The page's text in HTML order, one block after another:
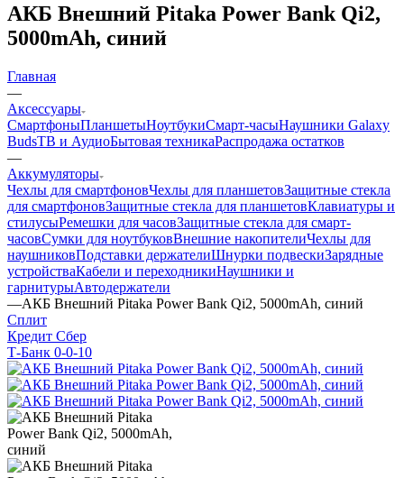
АКБ Внешний Pitaka Power Bank Qi2,
5000mAh, синий
Главная
—
Аксессуары
СмартфоныПланшетыНоутбукиСмарт-часыНаушники Galaxy
BudsТВ и АудиоБытовая техникаРаспродажа остатков
—
Аккумуляторы
Чехлы для смартфоновЧехлы для планшетовЗащитные стекла
для смартфоновЗащитные стекла для планшетовКлавиатуры и
стилусыРемешки для часовЗащитные стекла для смарт-
часовСумки для ноутбуковВнешние накопителиЧехлы для
наушниковПодставки держателиШнурки подвескиЗарядные
устройстваКабели и переходникиНаушники и
гарнитурыАвтодержатели
—АКБ Внешний Pitaka Power Bank Qi2, 5000mAh, синий
Сплит
Кредит Сбер
Т-Банк 0-0-10